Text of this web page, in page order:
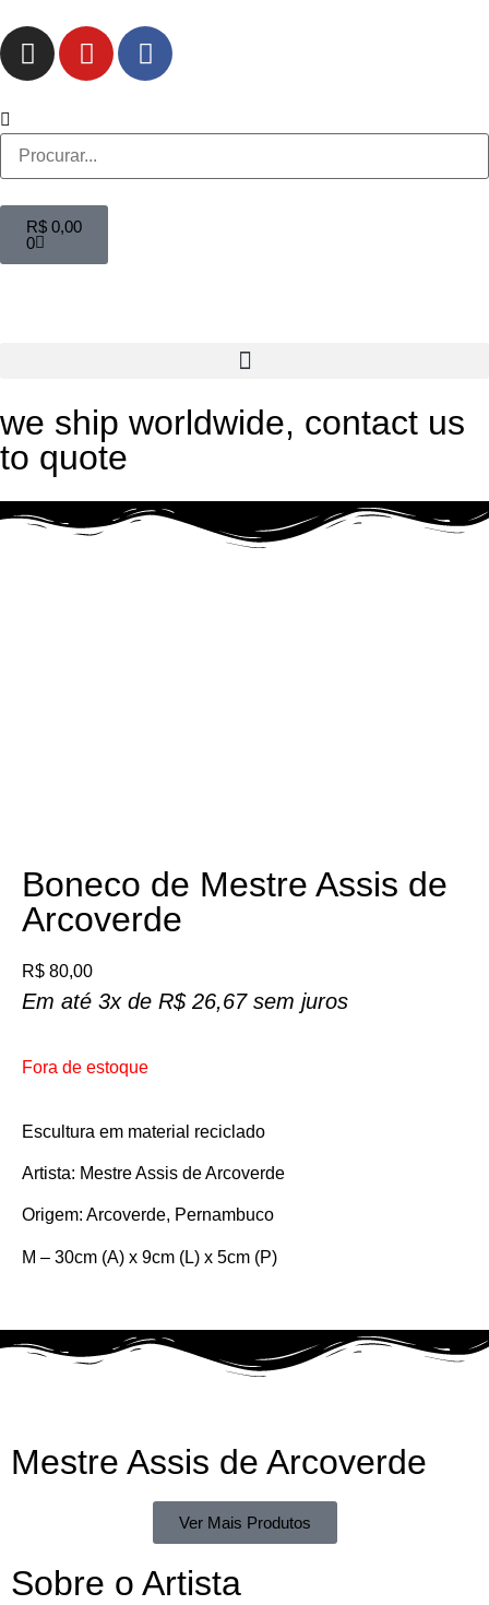
R$ 0,00
0
we ship worldwide, contact us
to quote
Boneco de Mestre Assis de
Arcoverde
R$ 80,00
Em até 3x de R$26,67sem juros
Fora de estoque
Escultura em material reciclado
Artista: Mestre Assis de Arcoverde
Origem: Arcoverde, Pernambuco
M – 30cm (A) x 9cm (L) x 5cm (P)
Mestre Assis de Arcoverde
Ver Mais Produtos
Sobre o Artista